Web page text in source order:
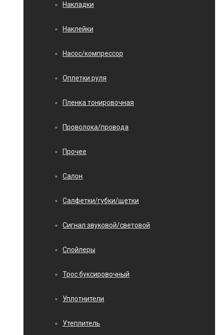
Накладки
Наклейки
Насос/компрессор
Оплетки руля
Пленка тонировочная
Проволока/провода
Прочее
Салон
Салфетки/губки/щетки
Сигнал звуковой/световой
Спойлеры
Трос буксировочный
Уплотнители
Утеплитель